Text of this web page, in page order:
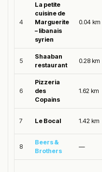
4
La petite
cuisine de
Marguerite
– libanais
syrien
0.04 km
5
Shaaban
restaurant
0.28 km
6
Pizzeria
des
Copains
1.62 km
7 Le Bocal 1.42 km
8
Beers &
Brothers
—